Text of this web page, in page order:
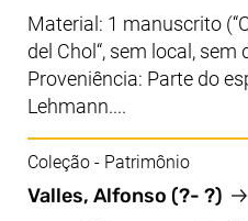
Material: 1 manuscrito
del Chol“, sem local,
Proveniência: Parte do
Lehmann....
Valles, Alfonso (?- ?)
Coleção - Patrimônio